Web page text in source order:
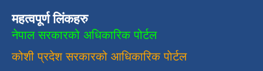
महत्वपूर्ण लिंकहरु
नेपाल सरकारको अधिकारिक पोर्टल
कोशी प्रदेश सरकारको आधिकारिकपाेर्टल